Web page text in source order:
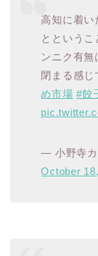
高知に着い
とというこ
ンニク有
閉まる感じ
め市場 #餃
— 小野寺
October